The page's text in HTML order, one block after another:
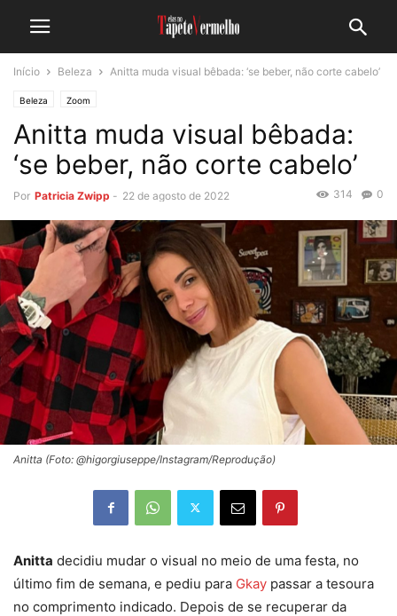
Início Beleza Anitta muda visual bêbada: ‘se beber, não corte cabelo’
Beleza Zoom
Anitta muda visual bêbada:
‘se beber, não corte cabelo’
Por Patricia Zwipp - 22 de agosto de 2022 0
314
Anitta (Foto: @higorgiuseppe/Instagram/Reprodução)
Anitta decidiu mudar o visual no meio de uma festa, no
último fim de semana, e pediu para Gkay passar a tesoura
no comprimento indicado. Depois de se recuperar da